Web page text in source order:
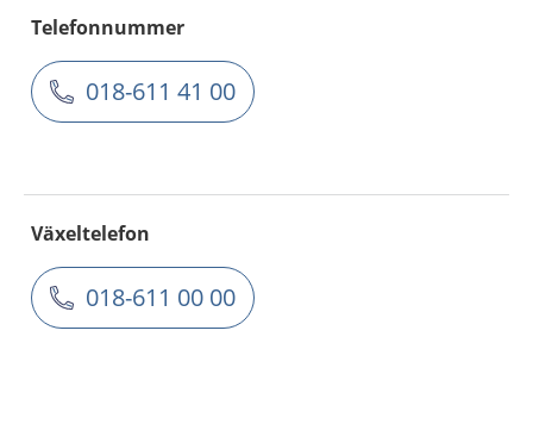
Telefonnummer
018-611 41 00
Växeltelefon
018-611 00 00